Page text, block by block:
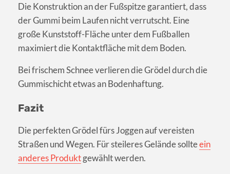
Die Konstruktion an der Fußspitze garantiert, dass
der Gummi beim Laufen nicht verrutscht. Eine
große Kunststoff-Fläche unter dem Fußballen
maximiert die Kontaktfläche mit dem Boden.
Bei frischem Schnee verlieren die Grödel durch die
Gummischicht etwas an Bodenhaftung.
Fazit
Die perfekten Grödel fürs Joggen auf vereisten
Straßen und Wegen. Für steileres Gelände sollteein
anderes Produktgewählt werden.